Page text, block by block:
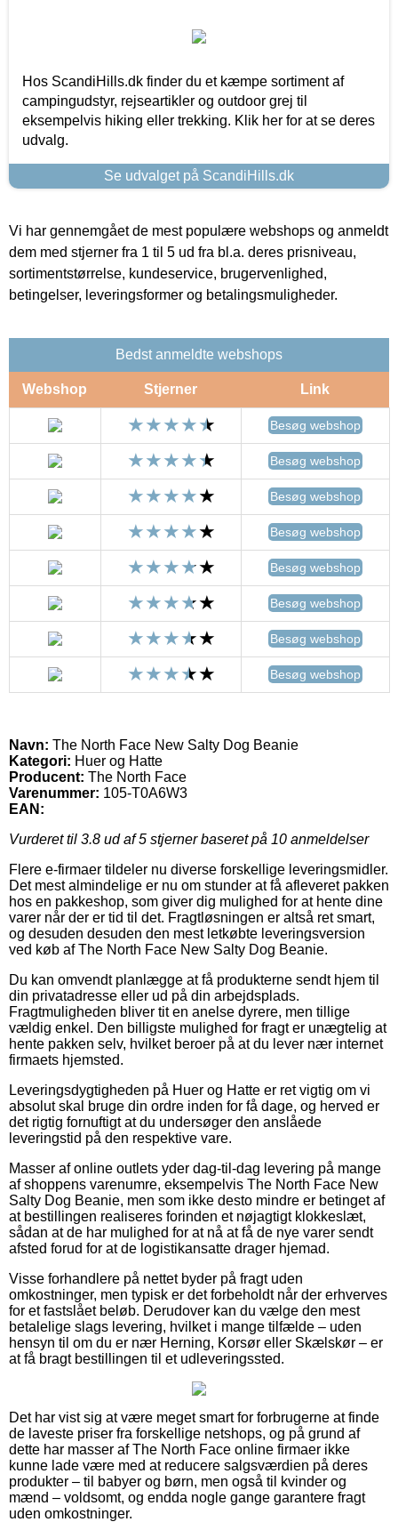
Hos ScandiHills.dk finder du et kæmpe sortiment af
campingudstyr, rejseartikler og outdoor grej til
eksempelvis hiking eller trekking. Klik her for at se deres
udvalg.
Se udvalget på ScandiHills.dk
Vi har gennemgået de mest populære webshops og anmeldt
dem med stjerner fra 1 til 5 ud fra bl.a. deres prisniveau,
sortimentstørrelse, kundeservice, brugervenlighed,
betingelser, leveringsformer og betalingsmuligheder.
Bedst anmeldte webshops
Webshop Stjerner Link
Besøg webshop
Besøg webshop
Besøg webshop
Besøg webshop
Besøg webshop
Besøg webshop
Besøg webshop
Besøg webshop
Navn: The North Face New Salty Dog Beanie
Kategori: Huer og Hatte
Producent: The North Face
Varenummer: 105-T0A6W3
EAN:
Vurderet til 3.8 ud af 5 stjerner baseret på 10 anmeldelser
Flere e-firmaer tildeler nu diverse forskellige leveringsmidler.
Det mest almindelige er nu om stunder at få afleveret pakken
hos en pakkeshop, som giver dig mulighed for at hente dine
varer når der er tid til det. Fragtløsningen er altså ret smart,
og desuden desuden den mest letkøbte leveringsversion
ved køb af The North Face New Salty Dog Beanie.
Du kan omvendt planlægge at få produkterne sendt hjem til
din privatadresse eller ud på din arbejdsplads.
Fragtmuligheden bliver tit en anelse dyrere, men tillige
vældig enkel. Den billigste mulighed for fragt er unægtelig at
hente pakken selv, hvilket beroer på at du lever nær internet
firmaets hjemsted.
Leveringsdygtigheden på Huer og Hatte er ret vigtig om vi
absolut skal bruge din ordre inden for få dage, og herved er
det rigtig fornuftigt at du undersøger den anslåede
leveringstid på den respektive vare.
Masser af online outlets yder dag-til-dag levering på mange
af shoppens varenumre, eksempelvis The North Face New
Salty Dog Beanie, men som ikke desto mindre er betinget af
at bestillingen realiseres forinden et nøjagtigt klokkeslæt,
sådan at de har mulighed for at nå at få de nye varer sendt
afsted forud for at de logistikansatte drager hjemad.
Visse forhandlere på nettet byder på fragt uden
omkostninger, men typisk er det forbeholdt når der erhverves
for et fastslået beløb. Derudover kan du vælge den mest
betalelige slags levering, hvilket i mange tilfælde – uden
hensyn til om du er nær Herning, Korsør eller Skælskør – er
at få bragt bestillingen til et udleveringssted.
Det har vist sig at være meget smart for forbrugerne at finde
de laveste priser fra forskellige netshops, og på grund af
dette har masser af The North Face online firmaer ikke
kunne lade være med at reducere salgsværdien på deres
produkter – til babyer og børn, men også til kvinder og
mænd – voldsomt, og endda nogle gange garantere fragt
uden omkostninger.